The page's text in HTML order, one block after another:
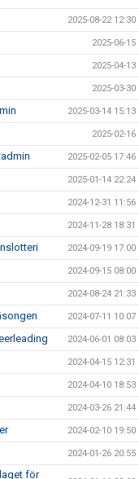
2025-08-22 12:30
2025-06-15
2025-04-13
2025-03-30
2025-03-14 15:13
2025-02-16
2025-02-05 17:46
2025-01-14 22:24
2024-12-31 11:56
2024-11-28 18:31
2024-09-19 17:00
2024-09-15 08:00
2024-08-24 21:33
2024-07-11 10:07
2024-06-01 08:03
2024-04-15 12:31
2024-04-10 18:53
2024-03-26 21:44
2024-02-10 19:50
2024-01-26 20:55
för